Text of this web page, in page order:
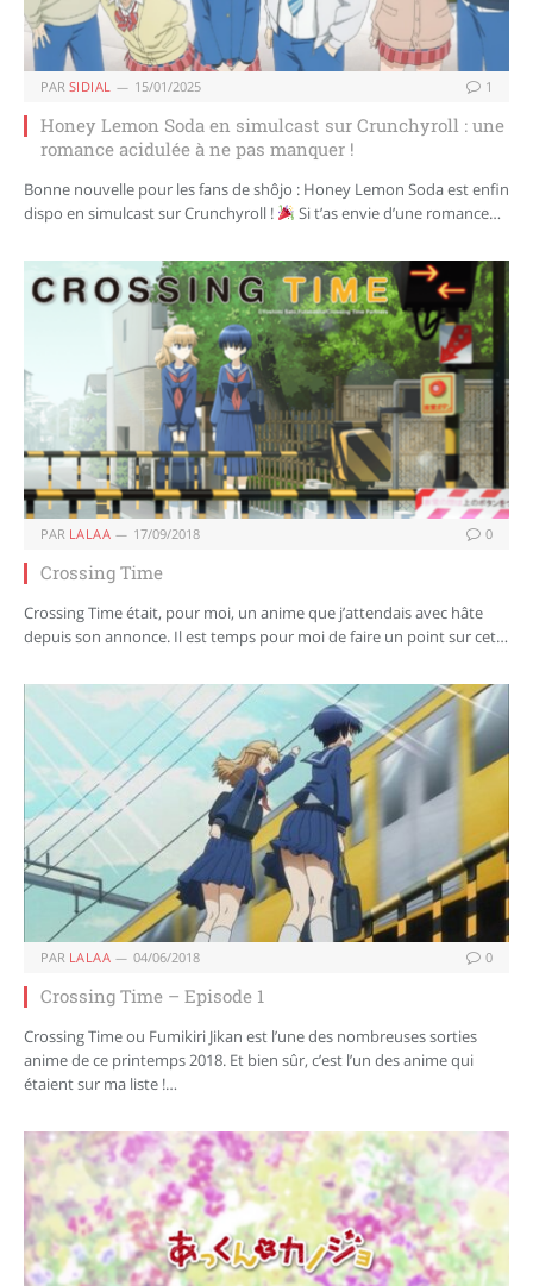
PAR SIDIAL 15/01/2025 1
Honey Lemon Soda en simulcast sur Crunchyroll : une
romance acidulée à ne pas manquer !
Bonne nouvelle pour les fans de shôjo : Honey Lemon Soda est enfin
dispo en simulcast sur Crunchyroll !
Si t’as envie d’une romance…
PAR LALAA 17/09/2018 0
Crossing Time
Crossing Time était, pour moi, un anime que j’attendais avec hâte
depuis son annonce. Il est temps pour moi de faire un point sur cet…
PAR LALAA 04/06/2018 0
Crossing Time – Episode 1
Crossing Time ou Fumikiri Jikan est l’une des nombreuses sorties
anime de ce printemps 2018. Et bien sûr, c’est l’un des anime qui
étaient sur ma liste !…